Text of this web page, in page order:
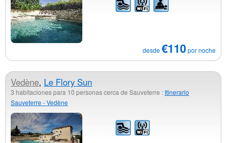
desde€110por noche
Vedène, Le Flory Sun
3 habitaciones para 10 personas cerca de Sauveterre : Itinerario
Sauveterre - Vedène